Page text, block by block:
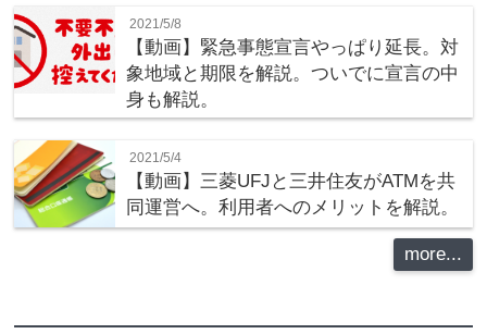
2021/5/8
【動画】緊急事態宣言やっぱり延長。対
象地域と期限を解説。ついでに宣言の中
身も解説。
2021/5/4
【動画】三菱UFJと三井住友がATMを共
同運営へ。利用者へのメリットを解説。
more...